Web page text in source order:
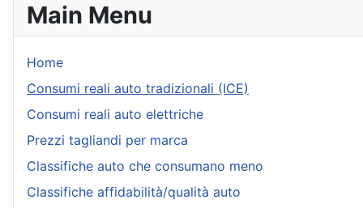
Main Menu
Home
Consumi reali auto tradizionali (ICE)
Consumi reali auto elettriche
Prezzi tagliandi per marca
Classifiche auto che consumano meno
Classifiche affidabilità/qualità auto